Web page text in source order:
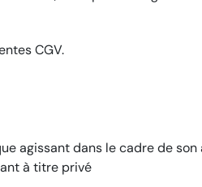
CGV.
agissant dans le cadre de
à titre privé